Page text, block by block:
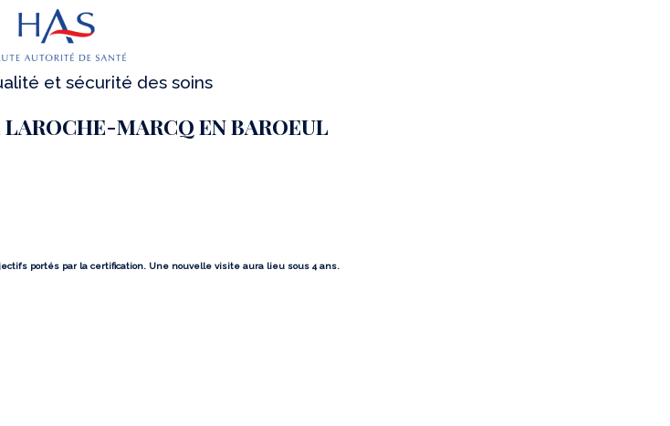
et sécurité des soins
MARCQ EN BAROEUL
portés par la certification. Une nouvelle visite aura lieu sous 4 ans.